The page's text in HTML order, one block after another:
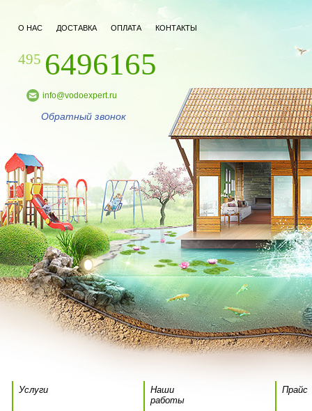
О НАС ДОСТАВКА ОПЛАТА КОНТАКТЫ
495 6496165
info@vodoexpert.ru
Обратный звонок
Услуги
Наши
работы
Прайс